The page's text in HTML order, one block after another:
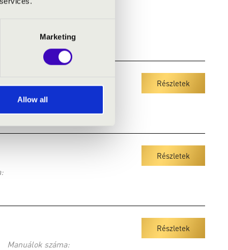
Marketing
Allow all
Részletek
Részletek
Manuálok száma:
Részletek